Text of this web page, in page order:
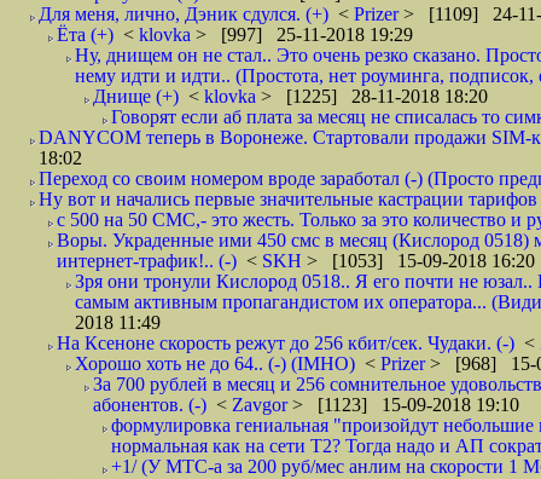
Для меня, лично, Дэник сдулся. (+) < Prizer> [1109] 24-11-
Ёта (+) < klovka > [997] 25-11-2018 19:29
Ну, днищем он не стал.. Это очень резко сказано.
нему идти и идти.. (Простота, нет роуминга,
Днище (+) < klovka > [1225] 28-11-2018 18:20
Говорят если аб плата за месяц не списалась то
DANYCOM теперь в Воронеже. Стартовали продажи SIM-
18:02
Переход со своим номером вроде заработал (-) (Просто
Ну вот и начались первые значительные кастрации
с 500 на 50 СМС,- это жесть. Только за это количество и
Воры. Украденные ими 450 смс в месяц (Кислород 0518)
интернет-трафик!.. (-) < SKH > [1053] 15-09-2018 16:20
Зря они тронули Кислород 0518.. Я его почти не
самым активным пропагандистом их оператора...
2018 11:49
На Ксеноне скорость режут до 256 кбит/сек. Чудаки. (-) <
Хорошо хоть не до 64.. (-) (IMHO) < Prizer> [968] 15-
За 700 рублей в месяц и 256 сомнительное
абонентов. (-) < Zavgor> [1123] 15-09-2018 19:10
формулировка гениальная "произойдут небольшие
нормальная как на сети Т2? Тогда надо и АП
+1/ (У МТС-а за 200 руб/мес анлим на скорости 1